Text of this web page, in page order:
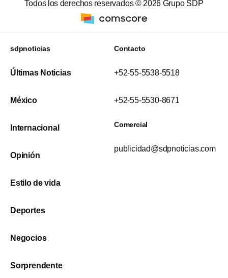
Todos los derechos reservados © 2026 Grupo SDP
sdpnoticias
Últimas Noticias
México
Internacional
Opinión
Estilo de vida
Deportes
Negocios
Sorprendente
Contacto
+52-55-5538-5518
+52-55-5530-8671
Comercial
publicidad@sdpnoticias.com